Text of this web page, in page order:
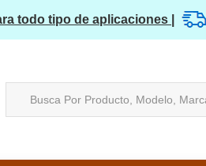
todo tipo de aplicaciones |